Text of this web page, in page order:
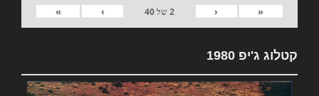
«
‹
2של40
›
»
קטלוג ג'יפ 1980